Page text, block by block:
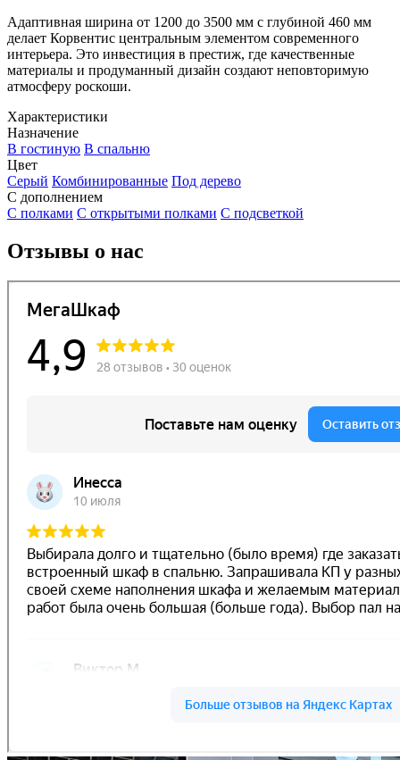
Адаптивная ширина от 1200 до 3500 мм с глубиной 460 мм
делает Корвентис центральным элементом современного
интерьера. Это инвестиция в престиж, где качественные
материалы и продуманный дизайн создают неповторимую
атмосферу роскоши.
Характеристики
Назначение
В гостиную В спальню
Цвет
Серый Комбинированные Под дерево
С дополнением
С полками С открытыми полками С подсветкой
Отзывы о нас